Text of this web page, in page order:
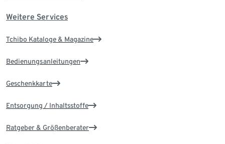
Weitere Services
Tchibo Kataloge & Magazine
Bedienungsanleitungen
Geschenkkarte
Entsorgung / Inhaltsstoffe
Ratgeber & Größenberater